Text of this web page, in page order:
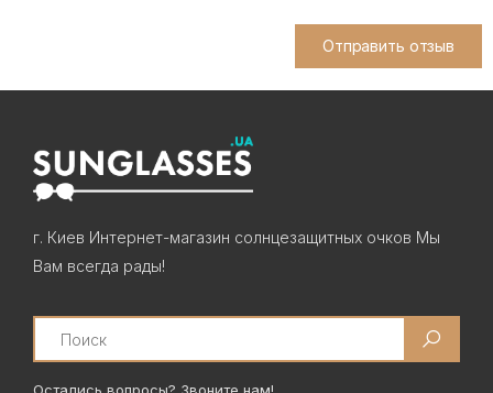
Отправить отзыв
г. Киев Интернет-магазин солнцезащитных очков Мы
Вам всегда рады!
Search